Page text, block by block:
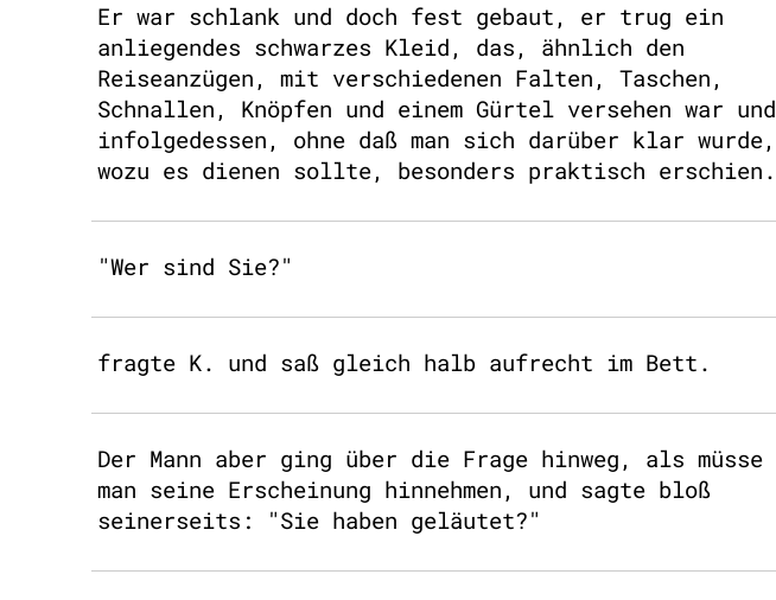
Er war schlank und doch fest gebaut, er trug ein
anliegendes schwarzes Kleid, das, ähnlich den
Reiseanzügen, mit verschiedenen Falten, Taschen,
Schnallen, Knöpfen und einem Gürtel versehen war und
infolgedessen, ohne daß man sich darüber klar wurde,
wozu es dienen sollte, besonders praktisch erschien.
"Wer sind Sie?"
fragte K. und saß gleich halb aufrecht im Bett.
Der Mann aber ging über die Frage hinweg, als müsse
man seine Erscheinung hinnehmen, und sagte bloß
seinerseits: "Sie haben geläutet?"